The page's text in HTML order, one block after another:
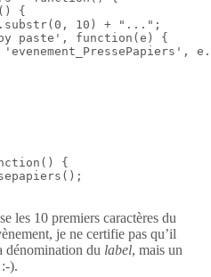
{
10) + "...";
paste', function(e) {
'evenement_PressePapiers',
{
les 10 premiers caractères du
je ne certifie pas qu’il
dénomination du label, mais un
).